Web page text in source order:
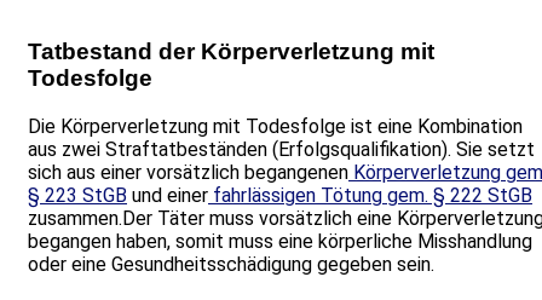
Tatbestand der Körperverletzung mit
Todesfolge
Die Körperverletzung mit Todesfolge ist eine Kombination
aus zwei Straftatbeständen (Erfolgsqualifikation). Sie setzt
sich aus einer vorsätzlich begangenen Körperverletzung
§ 223 StGB und einer fahrlässigen Tötung gem. § 222 StGB
zusammen.Der Täter muss vorsätzlich eine
begangen haben, somit muss eine körperliche Misshandlung
oder eine Gesundheitsschädigung gegeben sein.